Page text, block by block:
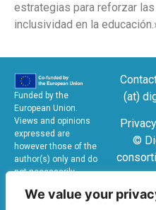
We value your
estrategias para reforzar
inclusividad en la
Funded by the
European Union.
Views and opinions
expressed are
however those of the
author(s) only and do
not necessarily
European Union or the
(at)
©